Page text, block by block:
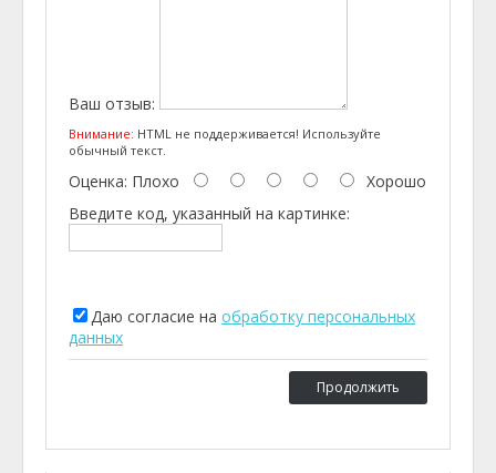
Ваш отзыв:
Внимание: HTML не поддерживается! Используйте
обычный текст.
Оценка: Плохо
Хорошо
Введите код, указанный на картинке:
Даю согласие на обработку персональных
данных
Продолжить